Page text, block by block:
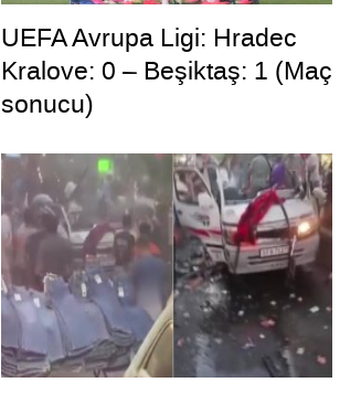
UEFA Avrupa Ligi: Hradec
Kralove: 0 – Beşiktaş: 1 (Maç
sonucu)